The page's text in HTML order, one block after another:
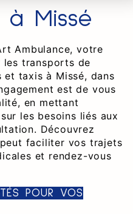
à Missé
Ambulance, votre
transports de
et taxis à Missé, dans
est de vous
en mettant
les besoins liés aux
Découvrez
faciliter vos trajets
et rendez-vous
POUR VOS